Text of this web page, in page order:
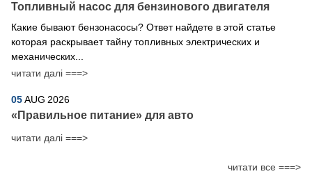
Топливный насос для бензинового двигателя
Какие бывают бензонасосы? Ответ найдете в этой статье
которая раскрывает тайну топливных электрических и
механических...
читати далі ===>
05AUG 2026
​«Правильное питание» для авто
читати далі ===>
читати все ===>